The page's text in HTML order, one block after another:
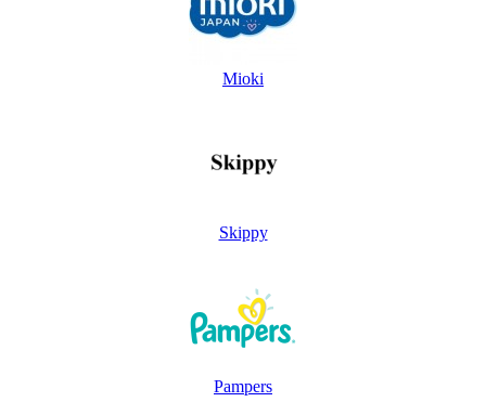
Mioki
Skippy
Pampers